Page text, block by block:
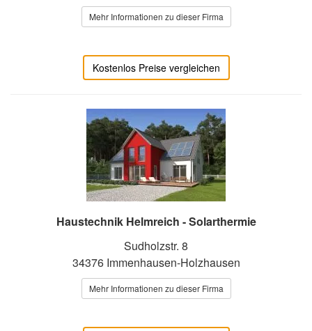
Mehr Informationen zu dieser Firma
Kostenlos Preise vergleichen
Haustechnik Helmreich - Solarthermie
Sudholzstr. 8
34376 Immenhausen-Holzhausen
Mehr Informationen zu dieser Firma